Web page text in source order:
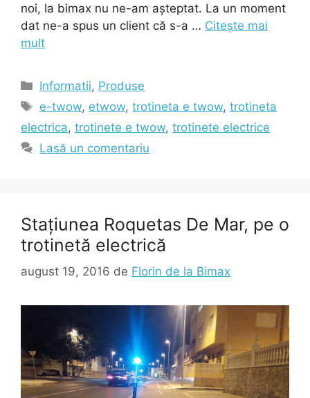
noi, la bimax nu ne-am așteptat. La un moment
dat ne-a spus un client că s-a … Citește mai
mult
Categorii
Informatii, Produse
Etichete
e-twow, etwow,trotineta e twow,trotineta
electrica, trotinete e twow, trotinete electrice
Lasă un comentariu
Stațiunea Roquetas De Mar, pe o
trotinetă electrică
august 19, 2016 de Florin de la Bimax